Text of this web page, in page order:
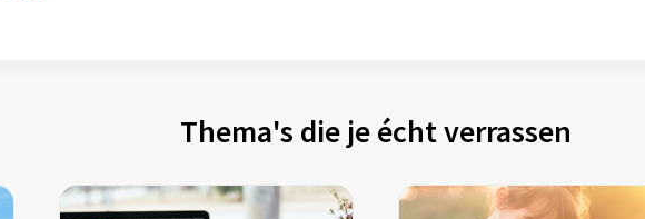
Thema's die je écht verrassen